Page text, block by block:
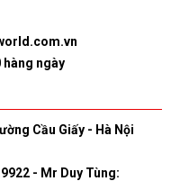
hàng ngày
Cầu Giấy - Hà Nội
- Mr Duy Tùng: